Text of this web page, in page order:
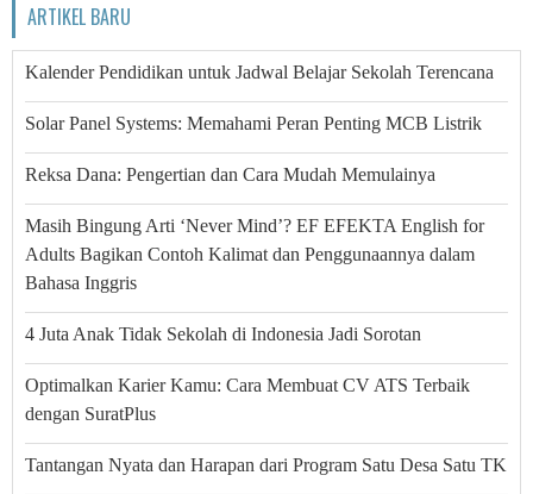
ARTIKEL BARU
Kalender Pendidikan untuk Jadwal Belajar Sekolah Terencana
Solar Panel Systems: Memahami Peran Penting MCB Listrik
Reksa Dana: Pengertian dan Cara Mudah Memulainya
Masih Bingung Arti ‘Never Mind’? EF EFEKTA English for
Adults Bagikan Contoh Kalimat dan Penggunaannya dalam
Bahasa Inggris
4 Juta Anak Tidak Sekolah di Indonesia Jadi Sorotan
Optimalkan Karier Kamu: Cara Membuat CV ATS Terbaik
dengan SuratPlus
Tantangan Nyata dan Harapan dari Program Satu Desa Satu TK